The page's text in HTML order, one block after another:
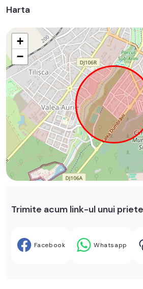
Harta
+
−
Trimite acum link-ul unui
Facebook Whatsapp